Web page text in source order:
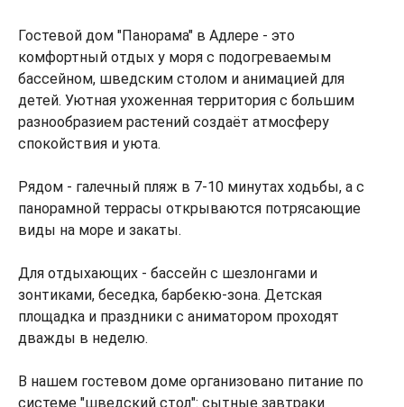
Гостевой дом "Панорама" в Адлере - это
комфортный отдых у моря с подогреваемым
бассейном, шведским столом и анимацией для
детей. Уютная ухоженная территория с большим
разнообразием растений создаёт атмосферу
спокойствия и уюта.
Рядом - галечный пляж в 7-10 минутах ходьбы, а с
панорамной террасы открываются потрясающие
виды на море и закаты.
Для отдыхающих - бассейн с шезлонгами и
зонтиками, беседка, барбекю-зона. Детская
площадка и праздники с аниматором проходят
дважды в неделю.
В нашем гостевом доме организовано питание по
системе "шведский стол": сытные завтраки